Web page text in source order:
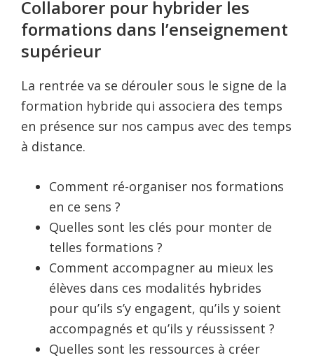
Collaborer pour hybrider les
formations dans l’enseignement
supérieur
La rentrée va se dérouler sous le signe de la
formation hybride qui associera des temps
en présence sur nos campus avec des temps
à distance.
Comment ré-organiser nos formations
en ce sens ?
Quelles sont les clés pour monter de
telles formations ?
Comment accompagner au mieux les
élèves dans ces modalités hybrides
pour qu’ils s’y engagent, qu’ils y soient
accompagnés et qu’ils y réussissent ?
Quelles sont les ressources à créer